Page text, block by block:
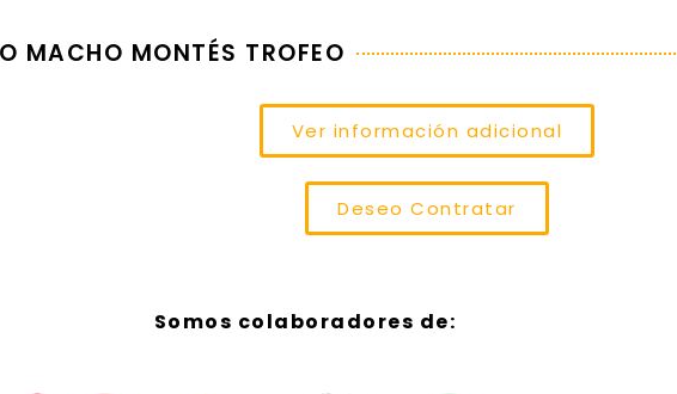
MACHO MONTÉS TROFEO
Ver información adicional
Deseo Contratar
Somos colaboradores de: